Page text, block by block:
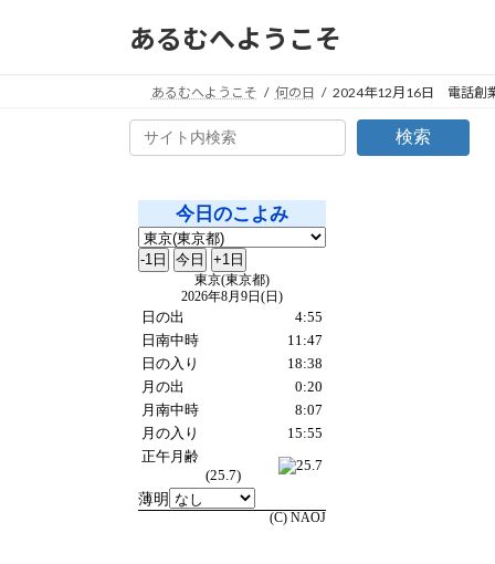
あるむへようこそ
あるむへようこそ 何の日 2024年12月16日 電話創
検索